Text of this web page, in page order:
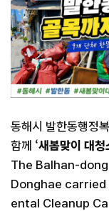
동해시 발한동행정
함께 ‘새봄맞이 대
The Balhan-
Donghae
ental Cleanup